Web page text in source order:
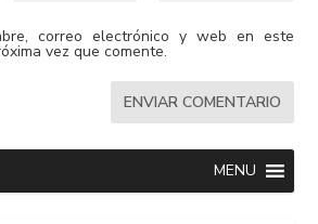
correo electrónico y web en este
vez que comente.
MENU